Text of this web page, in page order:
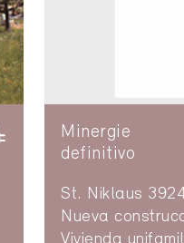
Minergie
definitivo
St. Niklaus
Nueva
Vivienda